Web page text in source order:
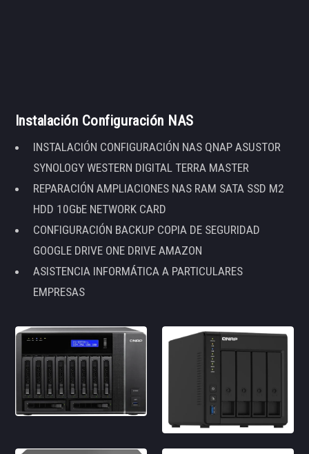
Instalación Configuración NAS
INSTALACIÓN CONFIGURACIÓN NAS QNAP ASUSTOR
SYNOLOGY WESTERN DIGITAL TERRA MASTER
REPARACIÓN AMPLIACIONES NAS RAM SATA SSD M2
HDD 10GbE NETWORK CARD
CONFIGURACIÓN BACKUP COPIA DE SEGURIDAD
GOOGLE DRIVE ONE DRIVE AMAZON
ASISTENCIA INFORMÁTICA A PARTICULARES
EMPRESAS